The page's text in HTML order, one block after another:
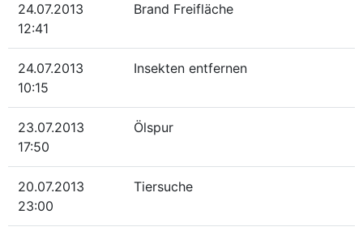
24.07.2013
12:41
Brand Freifläche
24.07.2013
10:15
Insekten entfernen
23.07.2013
17:50
Ölspur
20.07.2013
23:00
Tiersuche